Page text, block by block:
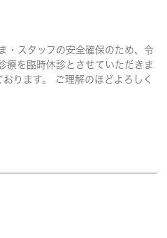
・スタッフの安全確保のため、令
を臨時休診とさせていただきま
ります。 ご理解のほどよろしく